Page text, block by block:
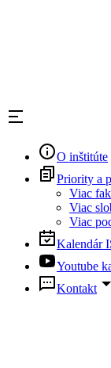
O inštitúte
Priority a
Viac
Viac
Viac
Kalendár
Youtube
Kontakt